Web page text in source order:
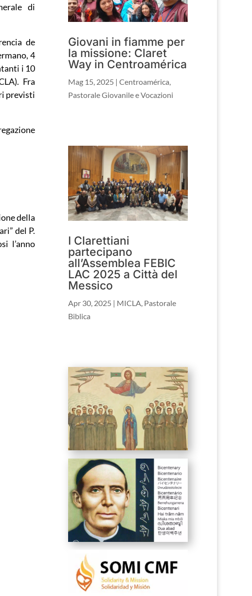
di
de
4
i 10
Fra
previsti
della
del P.
l’anno
Giovani in fiamme per
la missione: Claret
Way in Centroamérica
Mag 15, 2025 |Centroamérica,
Pastorale Giovanile e Vocazioni
I Clarettiani
partecipano
all’Assemblea FEBIC
LAC 2025 a Città del
Messico
Apr 30, 2025 | MICLA, Pastorale
Biblica